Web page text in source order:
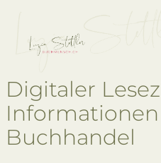
Digitaler
Buchhandel